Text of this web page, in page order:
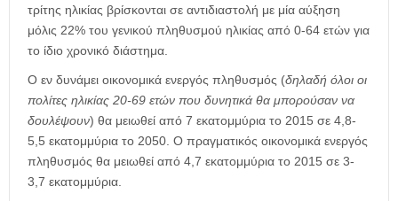
τρίτης ηλικίας βρίσκονται σε αντιδιαστολή με μία αύξηση
μόλις 22% του γενικού πληθυσμού ηλικίας από 0-64 ετών για
το ίδιο χρονικό διάστημα.
Ο εν δυνάμει οικονομικά ενεργός πληθυσμός (δηλαδή όλοι οι
πολίτες ηλικίας 20-69 ετών που δυνητικά θα μπορούσαν να
δουλέψουν) θα μειωθεί από 7 εκατομμύρια το 2015 σε 4,8-
5,5 εκατομμύρια το 2050. Ο πραγματικός οικονομικά ενεργός
πληθυσμός θα μειωθεί από 4,7 εκατομμύρια το 2015 σε 3-
3,7 εκατομμύρια.